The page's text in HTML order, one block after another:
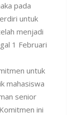
pada
untuk
menjadi
1 Februari
untuk
mahasiswa
senior
ini